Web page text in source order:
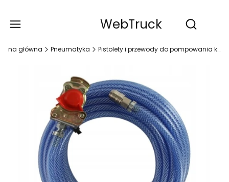
WebTruck Otwórz
główna Pneumatyka Pistolety i przewody do pompowania kół